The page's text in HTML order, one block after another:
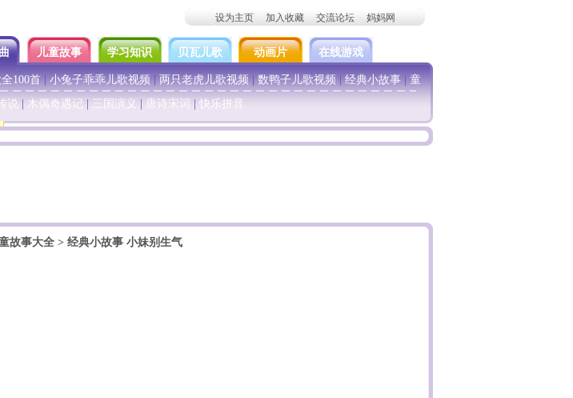
设为主页 加入收藏 交流论坛 妈妈网
儿童故事 学习知识 贝瓦儿歌 动画片 在线游戏
100首|小兔子乖乖儿歌视频|两只老虎儿歌视频|数鸭子儿歌视频|经典小故事|童
说| 木偶奇遇记 三国演义 唐诗宋词 快乐拼音
故事大全> 经典小故事小妹别生气